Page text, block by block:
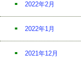
2022年2月
2022年1月
2021年12月